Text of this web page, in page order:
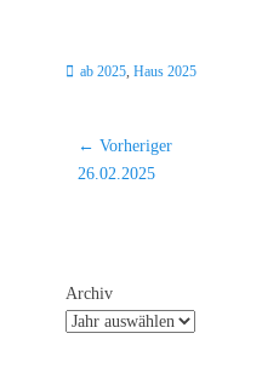
Kategorien
ab 2025, Haus 2025
Beitragsnavigation
← Vorheriger
Vorheriger
26.02.2025
Archiv